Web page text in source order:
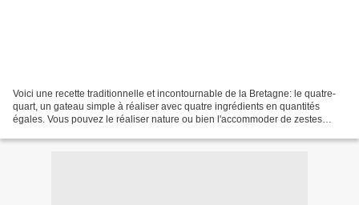
Voici une recette traditionnelle et incontournable de la Bretagne: le quatre-
quart, un gateau simple à réaliser avec quatre ingrédients en quantités
égales. Vous pouvez le réaliser nature ou bien l'accommoder de zestes